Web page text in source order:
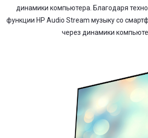
динамики компьютера. Благодаря
функции HP Audio Stream музыку со
через динамики